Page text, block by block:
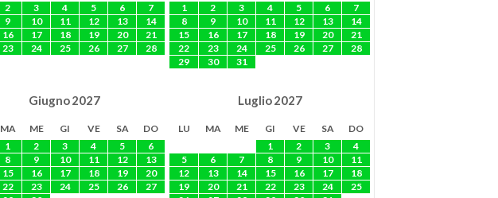
2 3 4 5 6
7
9 10 11 12 13
14
16 17 18 19 20
21
23 24 25 26 27 28
1
2 3 4 5 6
7
8
9 10 11 12 13
14
15
16 17 18 19 20
21
22
23 24 25 26 27
28
29
30 31
Giugno2027
MA ME GI VE SA
DO
1
2 3 4 5
6
8 9 10 11 12
13
15 16 17 18 19
20
22 23 24 25 26
27
Luglio2027
LU MA ME GI VE SA
DO
1
2 3
4
5
6 7 8 9 10
11
12
13 14 15 16 17
18
19
20 21 22 23 24
25